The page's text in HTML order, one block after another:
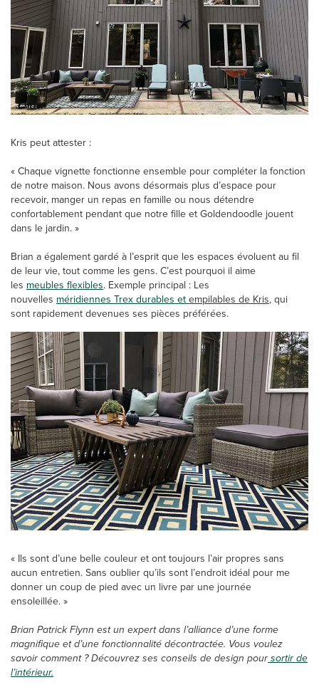
Kris peut attester :
« Chaque vignette fonctionne ensemble pour compléter la fonction
de notre maison. Nous avons désormais plus d’espace pour
recevoir, manger un repas en famille ou nous détendre
confortablement pendant que notre fille et Goldendoodle jouent
dans le jardin. »
Brian a également gardé à l’esprit que les espaces évoluent au fil
de leur vie, tout comme les gens. C’est pourquoi il aime
les meubles flexibles. Exemple principal : Les
nouvelles méridiennes Trex durables etempilables de Kris, qui
sont rapidement devenues ses pièces préférées.
« Ils sont d’une belle couleur et ont toujours l’air propres sans
aucun entretien. Sans oublier qu’ils sont l’endroit idéal pour me
donner un coup de pied avec un livre par une journée
ensoleillée. »
Brian Patrick Flynn est un expert dans l’alliance d’une forme
magnifique et d’une fonctionnalité décontractée. Vous voulez
savoir comment ? Découvrez ses conseils de design poursortir de
l’intérieur.